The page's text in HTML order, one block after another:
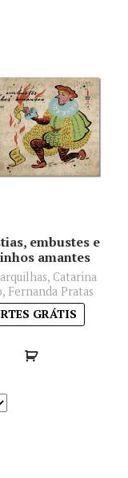
embustes e
amantes
Catarina
Fernanda Pratas
GRÁTIS